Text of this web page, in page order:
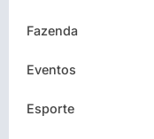
Fazenda
Eventos
Esporte